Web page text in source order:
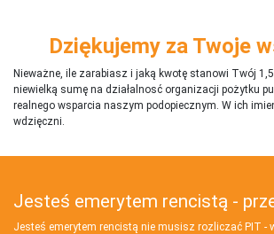
Dziękujemy za Twoje
Nieważne, ile zarabiasz i jaką kwotę stanowi Twój
niewielką sumę na działalnosć organizacji pożytku
realnego wsparcia naszym podopiecznym. W ich
wdzięczni.
Jesteś emerytem rencistą -
Jesteś emerytem rencistą nie musisz rozliczać PIT -